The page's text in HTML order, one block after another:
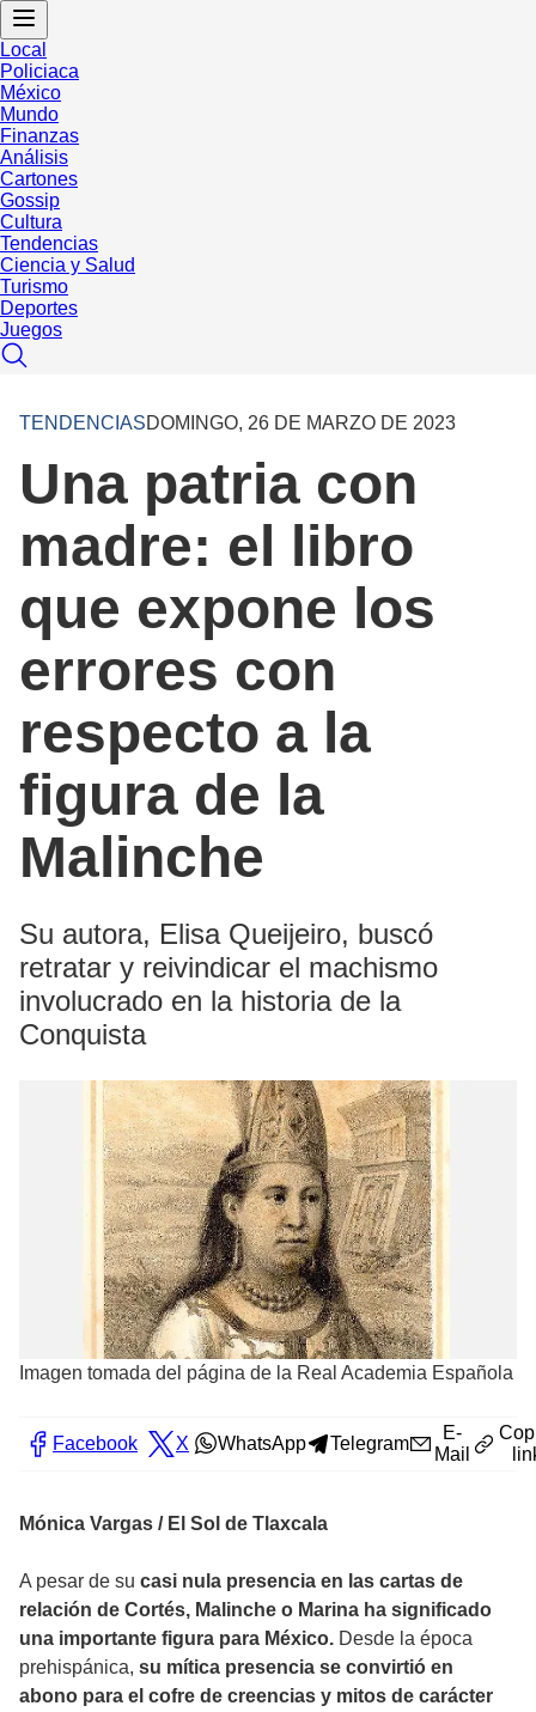
Local
Policiaca
México
Mundo
Finanzas
Análisis
Cartones
Gossip
Cultura
Tendencias
Ciencia y Salud
Turismo
Deportes
Juegos
TENDENCIASDOMINGO, 26 DE MARZO DE 2023
Una patria con
madre: el libro
que expone los
errores con
respecto a la
figura de la
Malinche
Su autora, Elisa Queijeiro, buscó
retratar y reivindicar el machismo
involucrado en la historia de la
Conquista
Imagen tomada del página de la Real Academia Española
Facebook X WhatsApp Telegram
E-
Mail
Mónica Vargas / El Sol de Tlaxcala
A pesar de su casi nula presencia en las cartas de
relación de Cortés, Malinche o Marina ha significado
una importante figura para México. Desde la época
prehispánica, su mítica presencia se convirtió en
abono para el cofre de creencias y mitos de carácter